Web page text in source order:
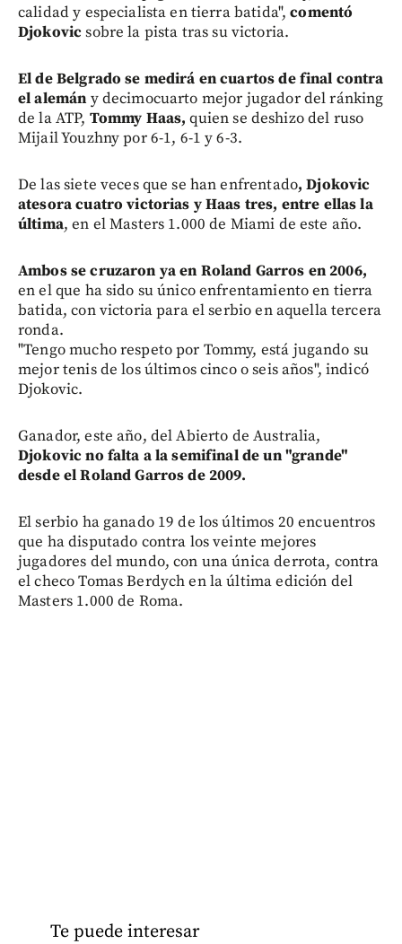
calidad y especialista en tierra batida", comentó
Djokovicsobre la pista tras su victoria.
El de Belgrado se medirá en cuartos de final contra
el alemán y decimocuarto mejor jugador del ránking
de la ATP, Tommy Haas, quien se deshizo del ruso
Mijail Youzhny por 6-1, 6-1 y 6-3.
De las siete veces que se han enfrentado, Djokovic
atesora cuatro victorias y Haas tres, entre ellas la
última, en el Masters 1.000 de Miami de este año.
Ambos se cruzaron ya en Roland Garros en 2006,
en el que ha sido su único enfrentamiento en tierra
batida, con victoria para el serbio en aquella tercera
ronda.
"Tengo mucho respeto por Tommy, está jugando su
mejor tenis de los últimos cinco o seis años", indicó
Djokovic.
Ganador, este año, del Abierto de Australia,
Djokovic no falta a la semifinal de un "grande"
desde el Roland Garros de 2009.
El serbio ha ganado 19 de los últimos 20 encuentros
que ha disputado contra los veinte mejores
jugadores del mundo, con una única derrota, contra
el checo Tomas Berdych en la última edición del
Masters 1.000 de Roma.
Te puede interesar